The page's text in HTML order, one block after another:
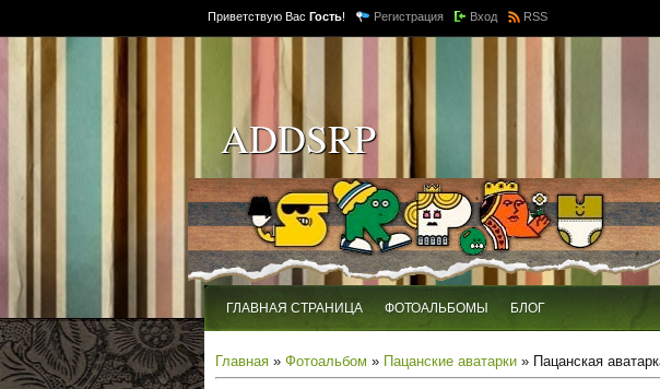
Приветствую Вас Гость! Регистрация Вход RSS
ADDSRP
ГЛАВНАЯ СТРАНИЦА ФОТОАЛЬБОМЫ БЛОГ
Главная » Фотоальбом » Пацанские аватарки » Пацанская